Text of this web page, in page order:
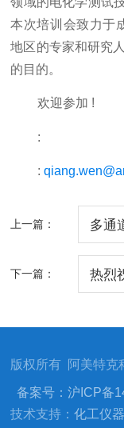
本次培训会致力于
地区的专家和研究
的目的。
欢迎参加 !
:
:
上一篇： 多通
下一篇： 热烈
版权所有 阿美特克
备案号：沪ICP备
技术支持：化工仪